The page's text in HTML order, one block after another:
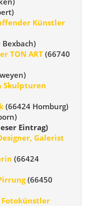
Künstler
Bexbach)
TON ART(66740
Skulpturen
(66424 Homburg)
Eintrag)
Galerist
(66424
(66450
Fotokünstler